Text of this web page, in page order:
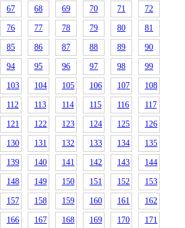
67 68 69 70 71 72
76 77 78 79 80 81
85 86 87 88 89 90
94 95 96 97 98 99
103 104 105 106 107 108
112 113 114 115 116 117
121 122 123 124 125 126
130 131 132 133 134 135
139 140 141 142 143 144
148 149 150 151 152 153
157 158 159 160 161 162
166 167 168 169 170 171